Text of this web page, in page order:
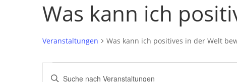
Was kann ich
Veranstaltungen Was kann ich positives in der Welt
Veranstaltungen
Bitte